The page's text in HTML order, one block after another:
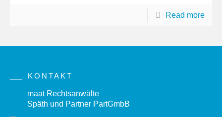
Read more
KONTAKT
maat Rechtsanwälte
Späth und Partner PartGmbB